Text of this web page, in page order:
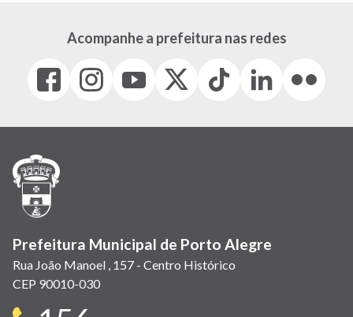
Acompanhe a prefeitura nas redes
Facebook
(link
em
janela)
Instagram
(link
em
(link
em
(Antigo
(link
Tiktok
(link
em
LinkedIn
(link
em
(link
em
Prefeitura Municipal de Porto Alegre
Rua João Manoel , 157 - Centro Histórico
CEP 90010-030